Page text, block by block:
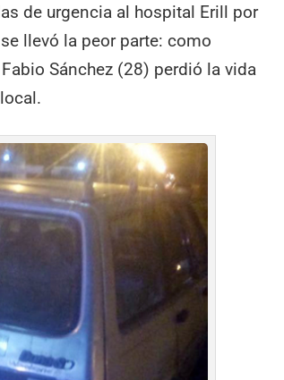
de urgencia al hospital Erill por
llevó la peor parte: como
Sánchez (28) perdió la vida